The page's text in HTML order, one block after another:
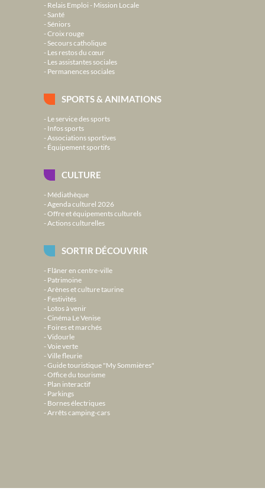
Relais Emploi - Mission Locale
Santé
Séniors
Croix rouge
Secours catholique
Les restos du cœur
Les assistantes sociales
Permanences sociales
SPORTS & ANIMATIONS
Le service des sports
Infos sports
Associations sportives
Équipement sportifs
CULTURE
Médiathèque
Agenda culturel 2026
Offre et équipements culturels
Actions culturelles
SORTIR DÉCOUVRIR
Flâner en centre-ville
Patrimoine
Arènes et culture taurine
Festivités
Lotos à venir
Cinéma Le Venise
Foires et marchés
Vidourle
Voie verte
Ville fleurie
Guide touristique "My Sommières"
Office du tourisme
Plan interactif
Parkings
Bornes électriques
Arrêts camping-cars